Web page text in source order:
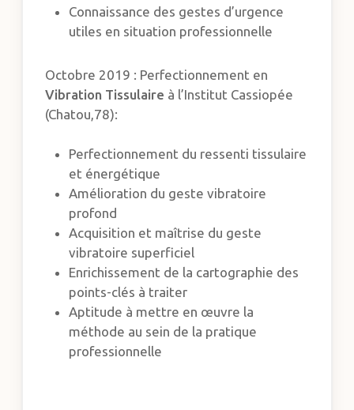
Connaissance des gestes d’urgence
utiles en situation professionnelle
Octobre 2019 : Perfectionnement en
Vibration Tissulaire à l’Institut Cassiopée
(Chatou,78):
Perfectionnement du ressenti tissulaire
et énergétique
Amélioration du geste vibratoire
profond
Acquisition et maîtrise du geste
vibratoire superficiel
Enrichissement de la cartographie des
points-clés à traiter
Aptitude à mettre en œuvre la
méthode au sein de la pratique
professionnelle